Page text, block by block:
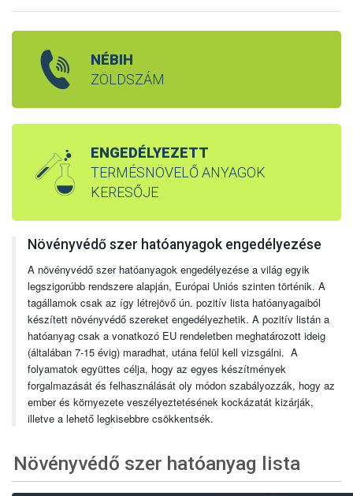
NÉBIH
ZÖLDSZÁM
ENGEDÉLYEZETT
TERMÉSNÖVELŐ ANYAGOK
KERESŐJE
Növényvédő szer hatóanyagok engedélyezése
A növényvédő szer hatóanyagok engedélyezése a világ egyik
legszigorúbb rendszere alapján, Európai Uniós szinten történik. A
tagállamok csak az így létrejövő ún. pozitív lista hatóanyagaiból
készített növényvédő szereket engedélyezhetik. A pozitív listán a
hatóanyag csak a vonatkozó EU rendeletben meghatározott ideig
(általában 7-15 évig) maradhat, utána felül kell vizsgálni. A
folyamatok együttes célja, hogy az egyes készítmények
forgalmazását és felhasználását oly módon szabályozzák, hogy az
ember és környezete veszélyeztetésének kockázatát kizárják,
illetve a lehető legkisebbre csökkentsék.
Növényvédő szer hatóanyag lista